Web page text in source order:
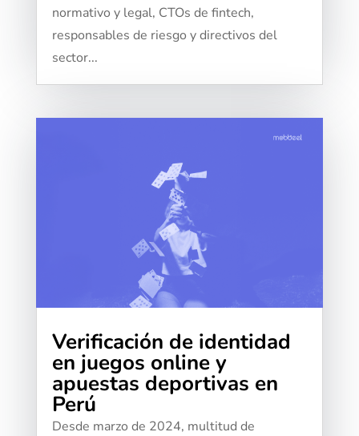
normativo y legal, CTOs de fintech,
responsables de riesgo y directivos del
sector...
Verificación de identidad
en juegos online y
apuestas deportivas en
Perú
Desde marzo de 2024, multitud de